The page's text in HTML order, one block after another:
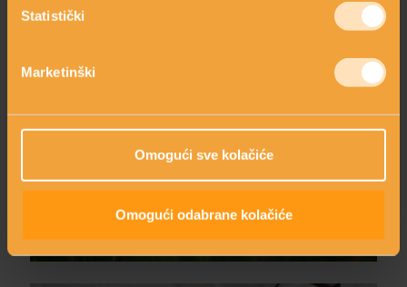
Statistički
Marketinški
Omogući sve kolačiće
Omogući odabrane kolačiće
VITAMIN B5